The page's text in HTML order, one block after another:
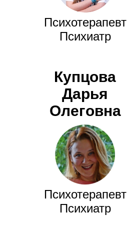
Психотерапевт
Психиатр
Купцова
Дарья
Олеговна
Психотерапевт
Психиатр